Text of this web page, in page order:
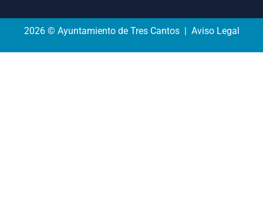
2026 © Ayuntamiento de Tres Cantos | Aviso Legal